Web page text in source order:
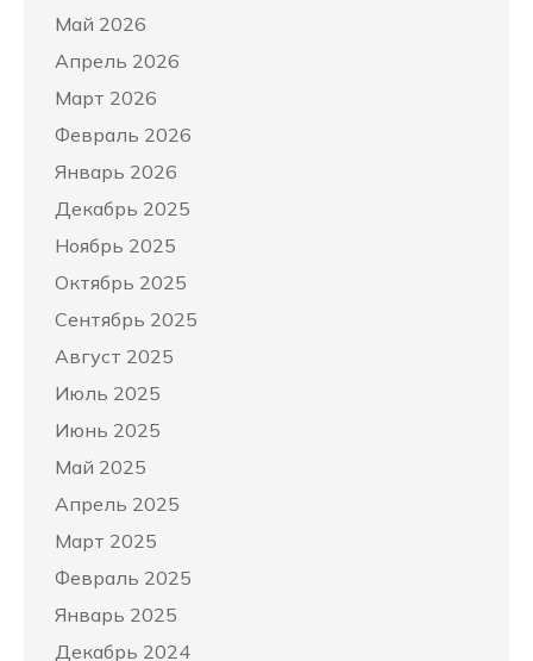
Май 2026
Апрель 2026
Март 2026
Февраль 2026
Январь 2026
Декабрь 2025
Ноябрь 2025
Октябрь 2025
Сентябрь 2025
Август 2025
Июль 2025
Июнь 2025
Май 2025
Апрель 2025
Март 2025
Февраль 2025
Январь 2025
Декабрь 2024